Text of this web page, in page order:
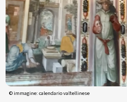
© immagine: calendario valtellinese